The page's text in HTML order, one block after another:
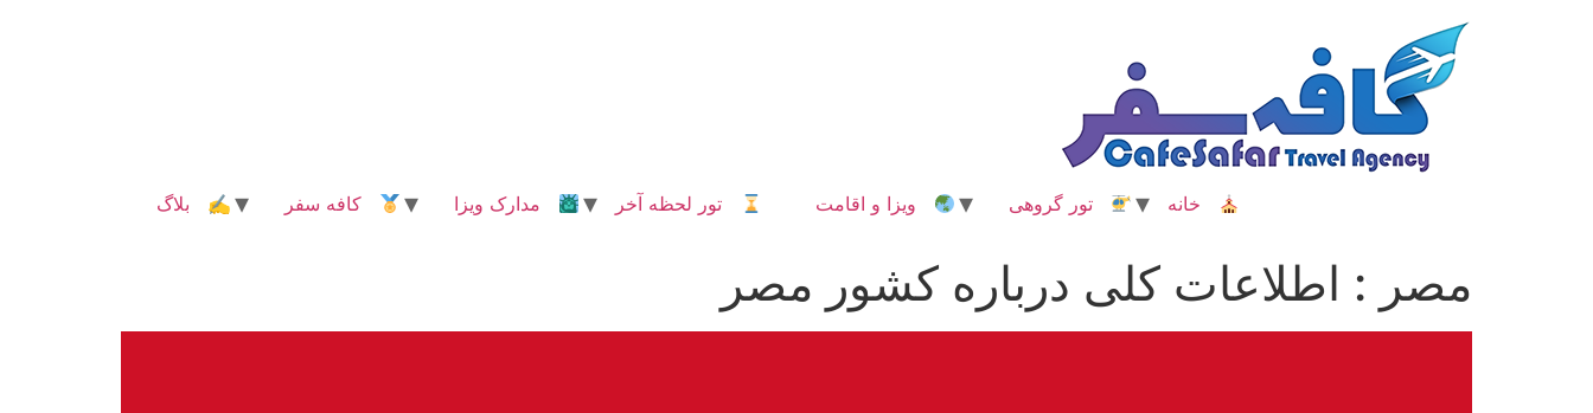
خانه تور گروهی ویزا و اقامت تور لحظه آخر مدارک ویزا کافه سفر ✍ بلاگ
مصر : اطلاعات کلی درباره کشور مصر